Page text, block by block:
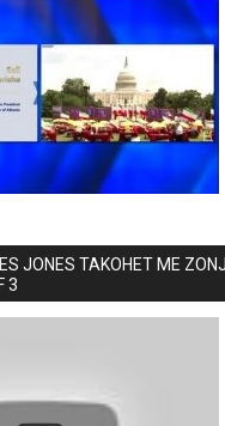
JONES TAKOHET ME
3